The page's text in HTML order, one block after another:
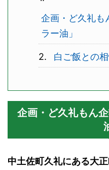
企画・ど久礼も
ラー油」
白ご飯との
企画・ど久礼もん
中土佐町久礼にある大